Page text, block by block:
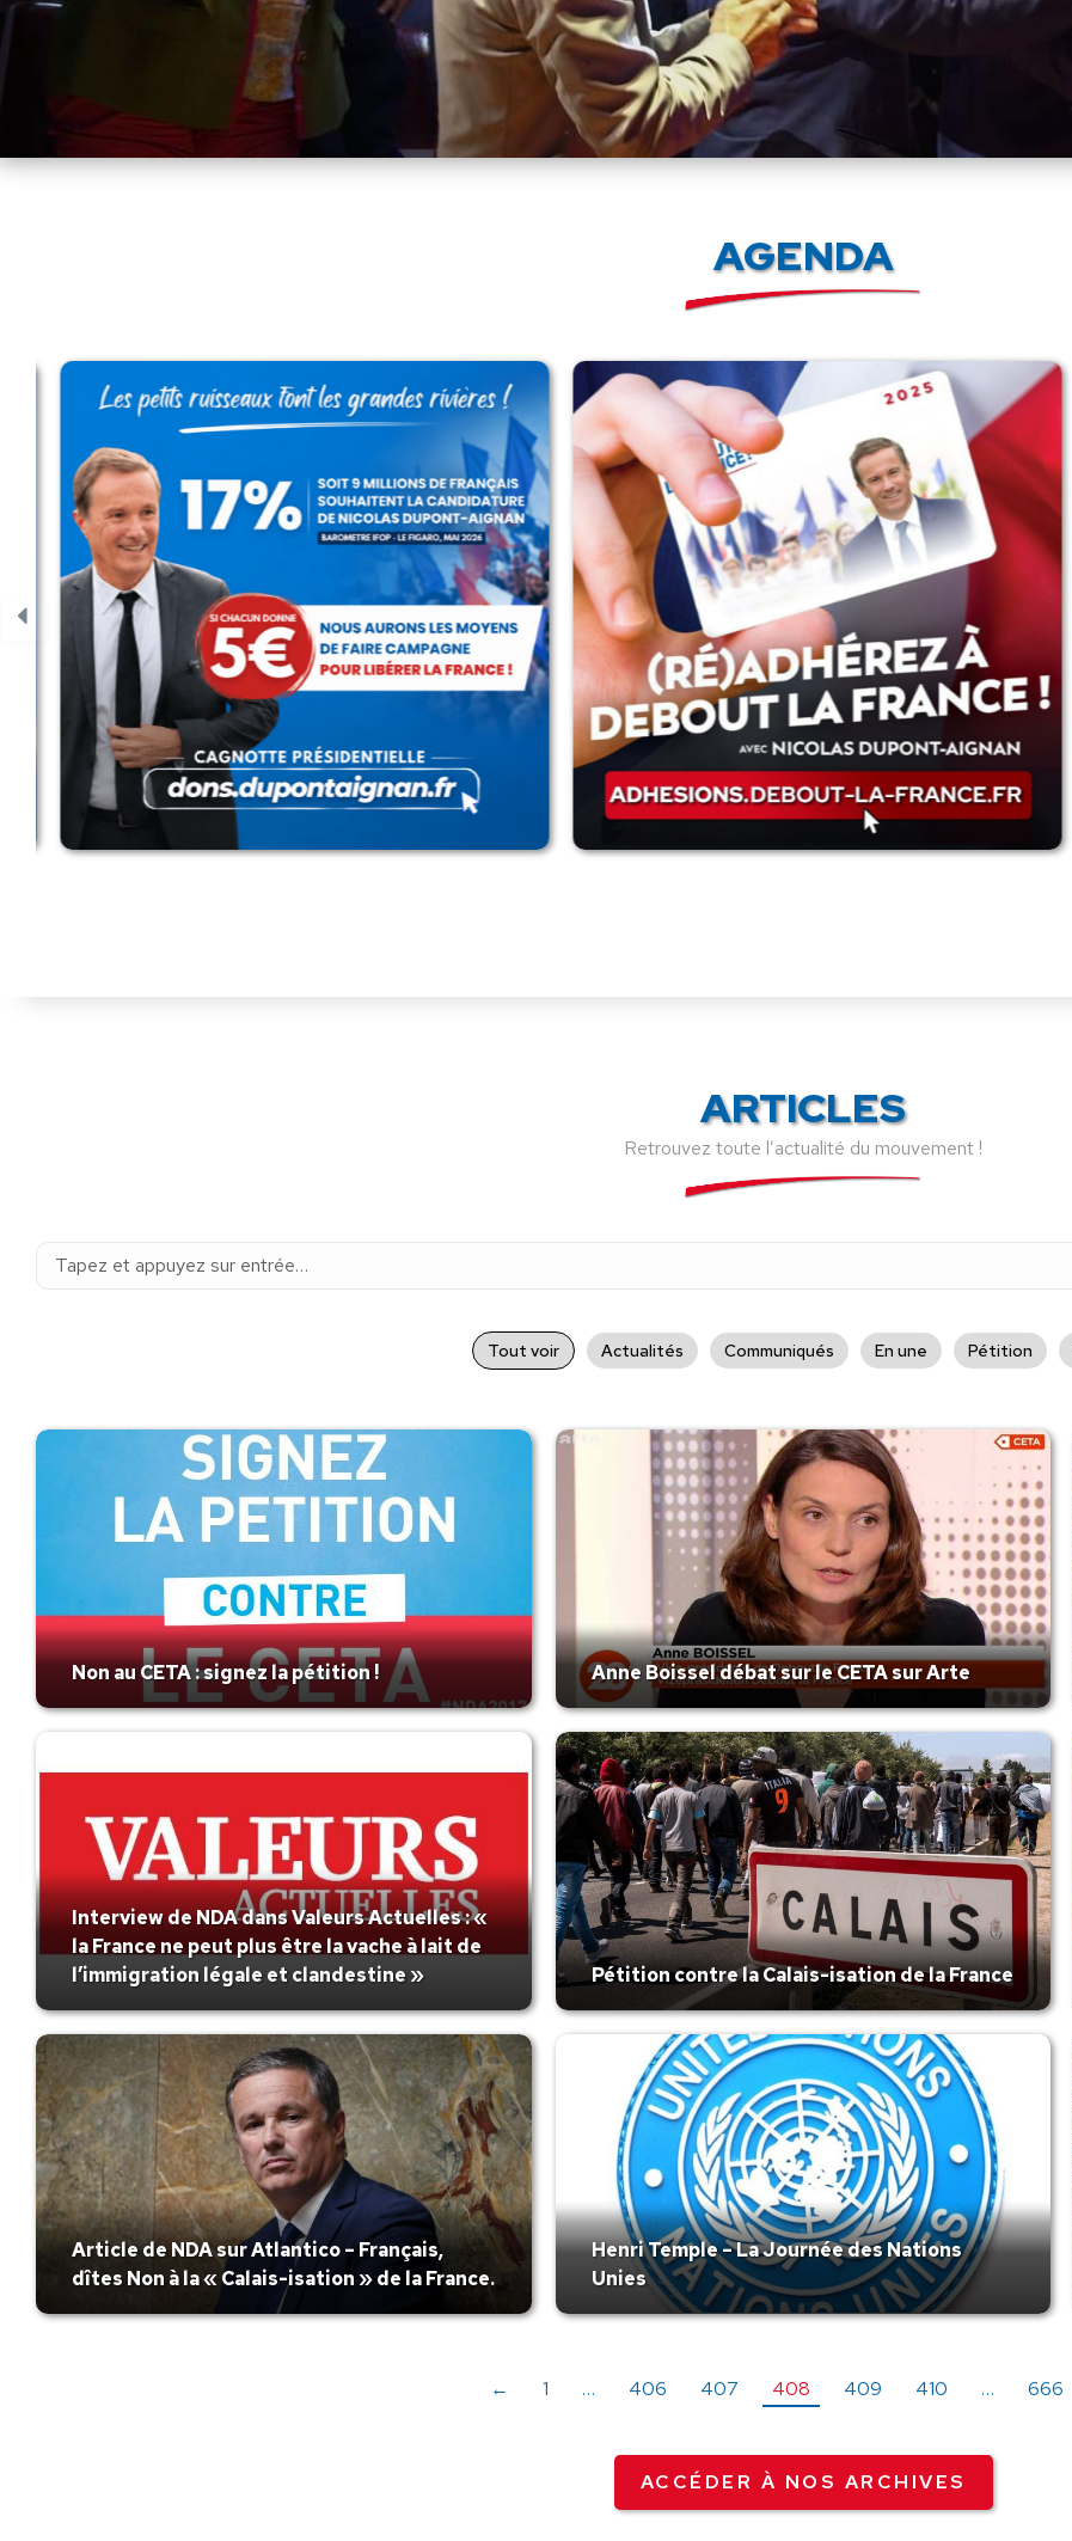
AGENDA
ARTICLES
Retrouvez toute l’actualité du mouvement !
Recherche
Tout voir Actualités Communiqués En une Pétition
Non au CETA : signez la pétition ! Anne Boissel débat sur le CETA sur Arte
Interview de NDA dans Valeurs Actuelles : «
la France ne peut plus être la vache à lait de
l’immigration légale et clandestine »
Pétition contre la Calais-isation de la France
Article de NDA sur Atlantico – Français,
dîtes Non à la « Calais-isation » de la France.
Henri Temple – La Journée des Nations
Unies
← 1 … 406 407 408 409 410 … 666
ACCÉDER À NOS ARCHIVES